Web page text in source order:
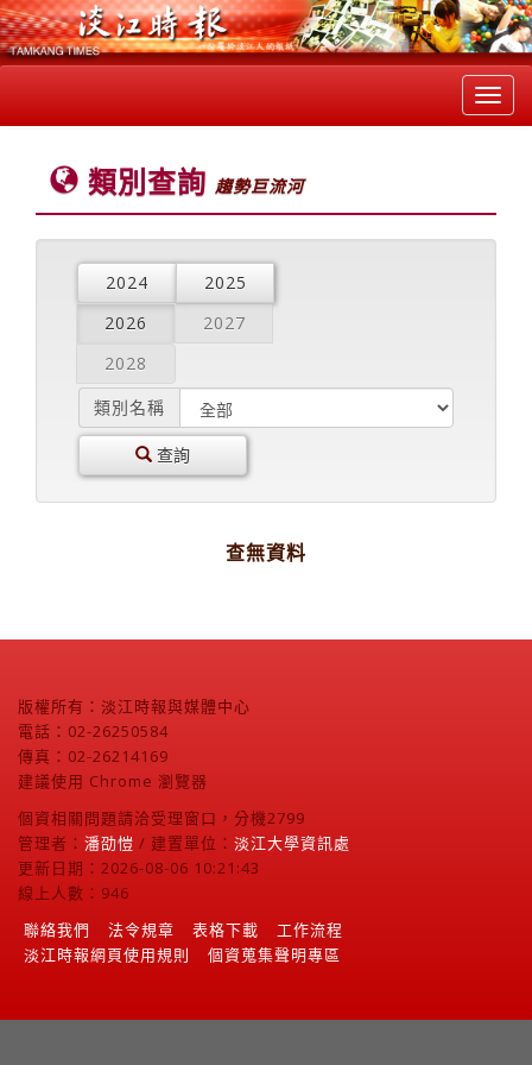
類別查詢 趨勢巨流河
2024
2025
2026
2027
2028
類別名稱
查詢
查無資料
版權所有：淡江時報與媒體中心
電話：02-26250584
傳真：02-26214169
建議使用 Chrome 瀏覽器
個資相關問題請洽受理窗口，分機2799
管理者： 潘劭愷 / 建置單位： 淡江大學資訊處
更新日期：2026-08-06 10:21:43
線上人數：946
聯絡我們
法令規章 表格下載
工作流程
淡江時報網頁使用規則
個資蒐集聲明專區